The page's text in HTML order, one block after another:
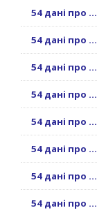
54 дані про ...
54 дані про ...
54 дані про ...
54 дані про ...
54 дані про ...
54 дані про ...
54 дані про ...
54 дані про ...